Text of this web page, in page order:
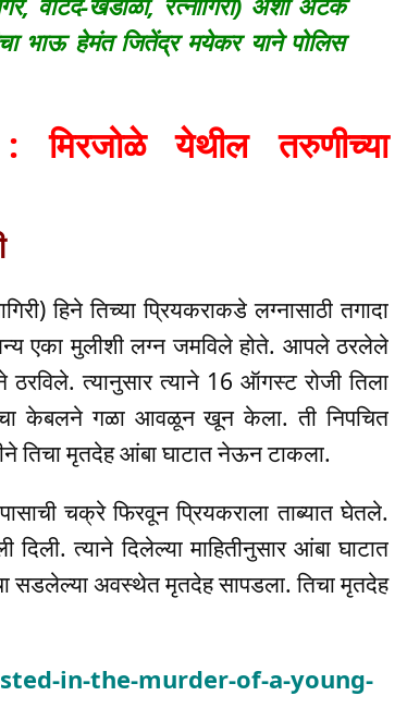
भाऊ हेमंत जितेंद्र मयेकर याने पोलिस
येथील तरुणीच्या
हिने तिच्या प्रियकराकडे लग्नासाठी तगादा
एका मुलीशी लग्न जमविले होते. आपले ठरलेले
ठरविले. त्यानुसार त्याने 16 ऑगस्ट रोजी तिला
केबलने गळा आवळून खून केला. ती निपचित
तिचा मृतदेह आंबा घाटात नेऊन टाकला.
चक्रे फिरवून प्रियकराला ताब्यात घेतले.
त्याने दिलेल्या माहितीनुसार आंबा घाटात
सडलेल्या अवस्थेत मृतदेह सापडला. तिचा मृतदेह
in-the-murder-of-a-young-